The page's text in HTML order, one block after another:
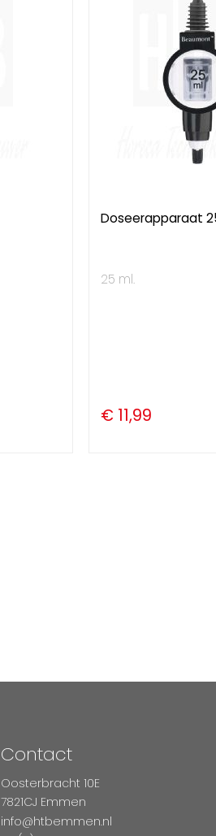
Doseerapparaat
25 ml.
€ 11,99
Contact
Oosterbracht 10E
7821CJ Emmen
info@htbemmen.nl